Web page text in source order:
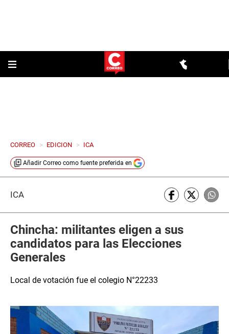
CORREO > EDICION > ICA
Añadir Correo como fuente preferida en
ICA
Chincha: militantes eligen a sus
candidatos para las Elecciones
Generales
Local de votación fue el colegio N°22233